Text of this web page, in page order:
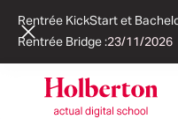
Rentrée KickStart et
Rentrée Bridge :23/11/2026